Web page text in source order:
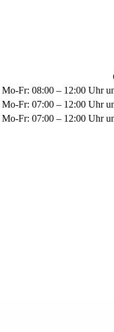
Mo-Fr: 08:00 – 12:00 Uhr
Mo-Fr: 07:00 – 12:00 Uhr
Mo-Fr: 07:00 – 12:00 Uhr